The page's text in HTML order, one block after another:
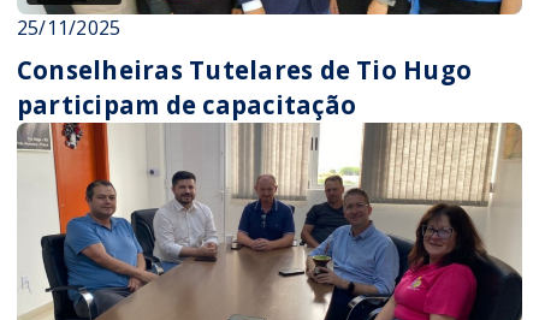
25/11/2025
Conselheiras Tutelares de Tio Hugo
participam de capacitação